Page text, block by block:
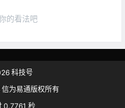
的看法吧
科技号
为易通版权所有
0.7761 秒